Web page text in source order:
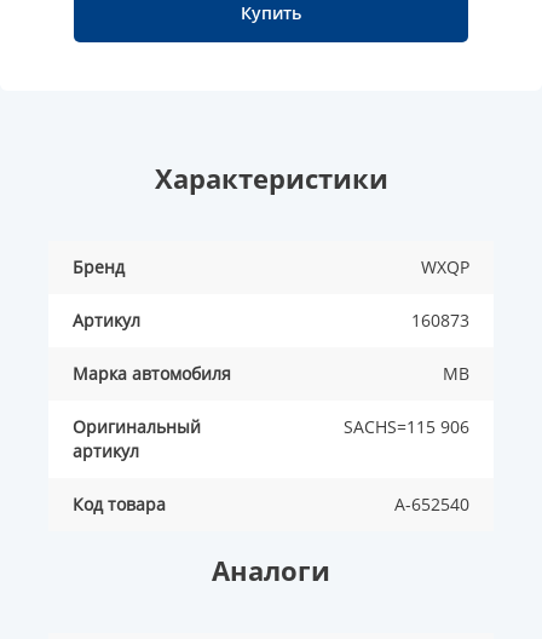
Купить
Характеристики
Бренд WXQP
Артикул 160873
Марка автомобиля MB
Оригинальный
артикул
SACHS=115 906
Код товара A-652540
Аналоги